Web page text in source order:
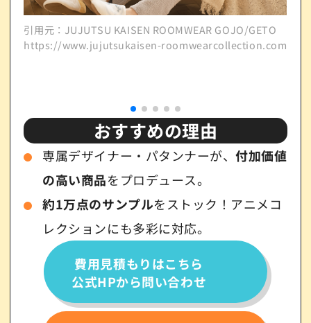
引用元：JUJUTSU KAISEN ROOMWEAR GOJO/GETO
https://www.jujutsukaisen-roomwearcollection.com/
おすすめの理由
専属デザイナー・パタンナーが、付加価値
の高い商品をプロデュース。
約1万点のサンプルをストック！アニメコ
レクションにも多彩に対応。
費用見積もりはこちら
公式HPから問い合わせ